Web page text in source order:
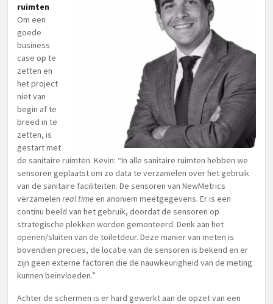
ruimten
Om een
goede
business
case op te
zetten en
het project
niet van
begin af te
breed in te
zetten, is
gestart met
de sanitaire ruimten. Kevin: “In alle sanitaire ruimten hebben we
sensoren geplaatst om zo data te verzamelen over het gebruik
van de sanitaire faciliteiten. De sensoren van NewMetrics
verzamelen real timeen anoniem meetgegevens. Er is een
continu beeld van het gebruik, doordat de sensoren op
strategische plekken worden gemonteerd. Denk aan het
openen/sluiten van de toiletdeur. Deze manier van meten is
bovendien precies, de locatie van de sensoren is bekend en er
zijn geen externe factoren die de nauwkeurigheid van de meting
kunnen beïnvloeden.”
Achter de schermen is er hard gewerkt aan de opzet van een